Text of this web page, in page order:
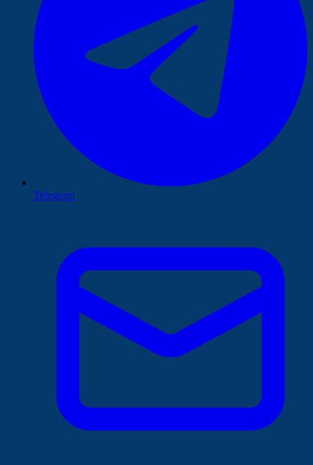
Telegram